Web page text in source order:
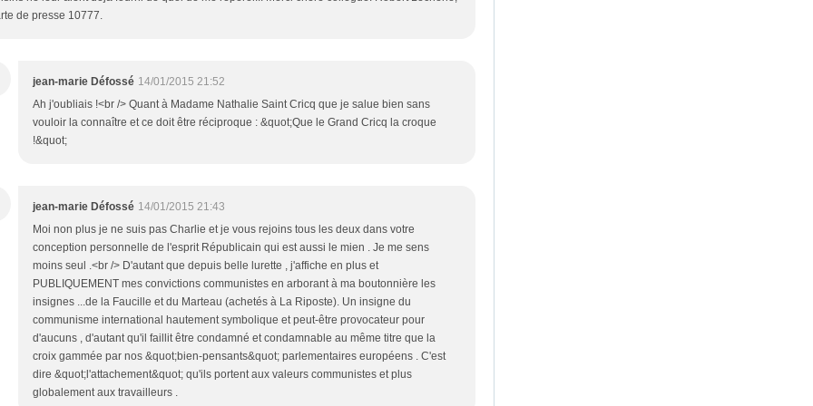
de presse 10777.
jean-marie Défossé 14/01/2015 21:52
Ah j'oubliais !<br /> Quant à Madame Nathalie Saint Cricq que je salue bien sans
vouloir la connaître et ce doit être réciproque : &quot;Que le Grand Cricq la croque
!&quot;
jean-marie Défossé 14/01/2015 21:43
Moi non plus je ne suis pas Charlie et je vous rejoins tous les deux dans votre
conception personnelle de l'esprit Républicain qui est aussi le mien . Je me sens
moins seul .<br /> D'autant que depuis belle lurette , j'affiche en plus et
PUBLIQUEMENT mes convictions communistes en arborant à ma boutonnière les
insignes ...de la Faucille et du Marteau (achetés à La Riposte). Un insigne du
communisme international hautement symbolique et peut-être provocateur pour
d'aucuns , d'autant qu'il faillit être condamné et condamnable au même titre que la
croix gammée par nos &quot;bien-pensants&quot; parlementaires européens . C'est
dire &quot;l'attachement&quot; qu'ils portent aux valeurs communistes et plus
globalement aux travailleurs .